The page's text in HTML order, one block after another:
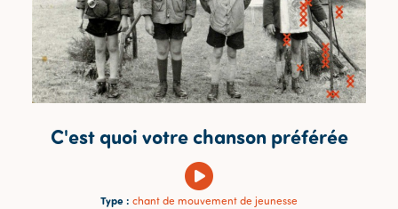
C'est quoi votre chanson préférée
Type : chant de mouvement de jeunesse